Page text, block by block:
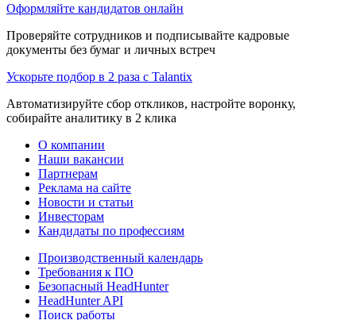
Оформляйте кандидатов онлайн
Проверяйте сотрудников и подписывайте кадровые
документы без бумаг и личных встреч
Ускорьте подбор в 2 раза с Talantix
Автоматизируйте сбор откликов, настройте воронку,
собирайте аналитику в 2 клика
О компании
Наши вакансии
Партнерам
Реклама на сайте
Новости и статьи
Инвесторам
Кандидаты по профессиям
Производственный календарь
Требования к ПО
Безопасный HeadHunter
HeadHunter API
Поиск работы